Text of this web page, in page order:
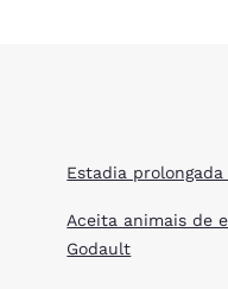
Estadia
Aceita animais de
Godault